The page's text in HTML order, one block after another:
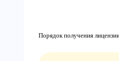
Порядок получения